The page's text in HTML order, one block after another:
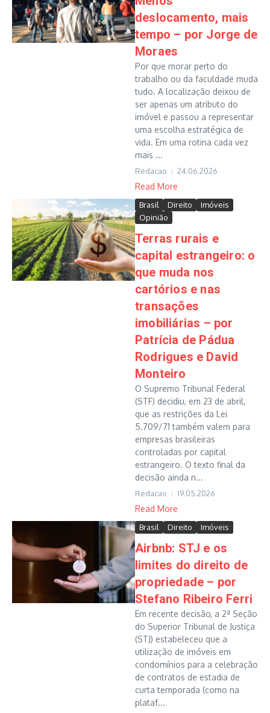
deslocamento, mais
tempo – por Jorge de
Moraes
Por que morar perto do
trabalho ou da faculdade muda
tudo. A localização deixou de
ser apenas um atributo do
imóvel e passou a representar
uma escolha estratégica de
vida. Em uma rotina cada vez
mais ...
Redacao 24.06.2026
Read More
Brasil Direito
Imóveis
Opinião
Terras rurais e
capital estrangeiro: o
que muda nos
cartórios e nas
transações
imobiliárias – por
Patrícia de Pádua
Rodrigues e David
Monteiro
O Supremo Tribunal Federal
(STF) decidiu, em 23 de abril,
que as restrições da Lei
5.709/71 também valem para
empresas brasileiras
controladas por capital
estrangeiro. O texto final da
decisão ainda n...
Redacao 19.05.2026
Read More
Brasil Direito Imóveis
Airbnb: STJ e os
limites do direito de
propriedade – por
Stefano Ribeiro Ferri
Em recente decisão, a 2ª Seção
do Superior Tribunal de Justiça
(STJ) estabeleceu que a
utilização de imóveis em
condomínios para a celebração
de contratos de estadia de
curta temporada (como na
plataf...